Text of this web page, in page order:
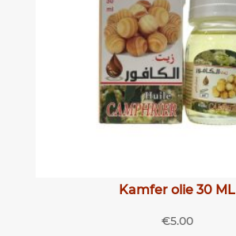
Kamfer olie 30 ML
€5.00